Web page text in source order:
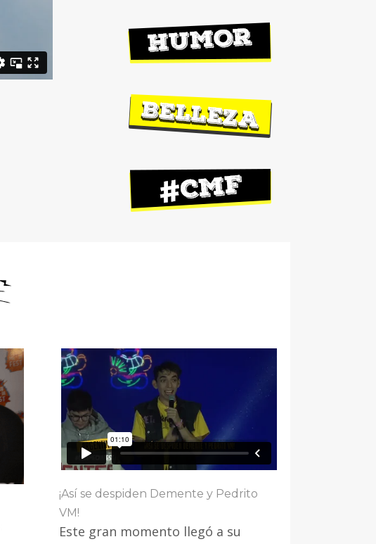
¡Así se despiden Demente y Pedrito
VM!
Este gran momento llegó a su